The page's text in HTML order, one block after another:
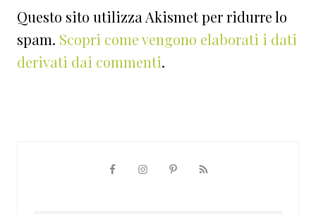
Questo sito utilizza Akismet per ridurre lo
spam. Scopri come vengono elaborati i dati
derivati dai commenti.